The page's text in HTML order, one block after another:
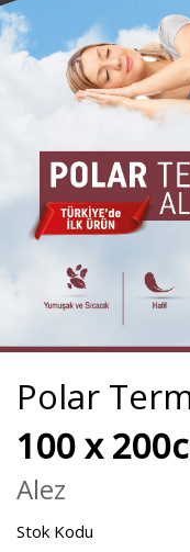
Polar
100 x
Alez
Stok Kodu